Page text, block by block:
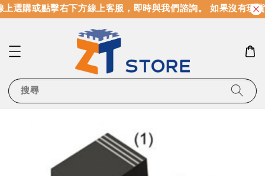
選購或點擊右下方線上客服，即時與我們諮詢。 如果沒有現
搜尋